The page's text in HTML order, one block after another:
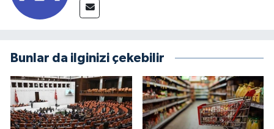
Bunlar da ilginizi çekebilir